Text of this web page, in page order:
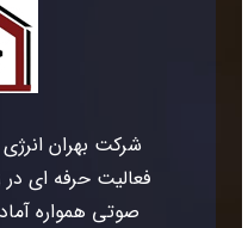
شرکت بهران
فعالیت حرفه ای
صوتی همواره